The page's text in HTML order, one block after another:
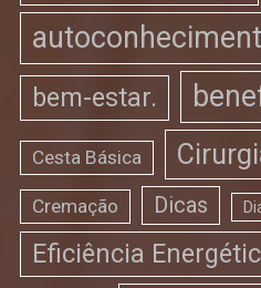
bem-estar.
Cesta Básica
Cremação Dicas
Eficiência